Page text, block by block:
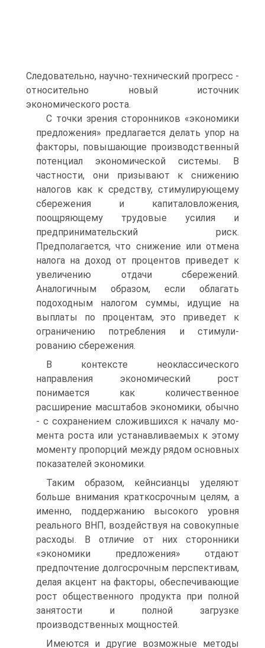
Следовательно, научно-технический прогресс -
относительно новый источник
экономического роста.
С точки зрения сторонников «экономики
предложения» предлагается делать упор на
факторы, повышающие производ­ственный
потенциал экономической системы. В
частности, они призывают к снижению
налогов как к средству, стимулирую­щему
сбережения и капиталовложения,
поощряющему трудо­вые усилия и
предпринимательский риск.
Предполагается, что снижение или отмена
налога на доход от процентов приведет к
увеличению отдачи сбережений.
Аналогичным образом, если облагать
подоходным налогом суммы, идущие на
выплаты по процентам, это приведет к
ограничению потребления и стимули­
рованию сбережения.
В контексте неоклассического
направления экономический рост
понимается как количественное
расширение масштабов экономики, обычно
- с сохранением сложившихся к началу мо­
мента роста или устанавливаемых к этому
моменту пропорций между рядом основных
показателей экономики.
Таким образом, кейнсианцы уделяют
больше внимания краткосрочным целям, а
именно, поддержанию высокого уров­ня
реального ВНП, воздействуя на совокупные
расходы. В от­личие от них сторонники
«экономики предложения» отдают
предпочтение долгосрочным перспективам,
делая акцент на факторы, обеспечивающие
рост общественного продукта при полной
занятости и полной загрузке
производственных мощно­стей.
Имеются и другие возможные методы